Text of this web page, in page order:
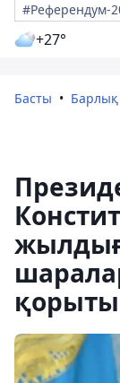
#Референдум-
+27°
Басты